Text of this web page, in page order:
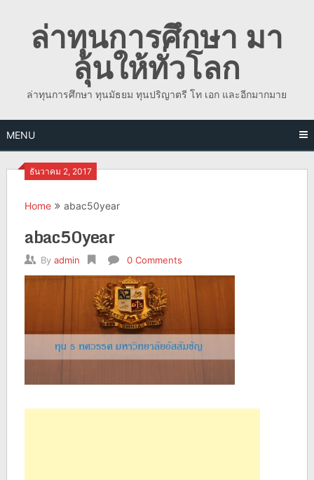
contentล่าทุนการศึกษา มา
ลุ้นให้ทั่วโลก
ล่าทุนการศึกษา ทุนมัธยม ทุนปริญาตรี โท เอก และอีกมากมาย
MENU
ธันวาคม 2, 2017
Home abac50year
abac50year
By admin 0 Comments